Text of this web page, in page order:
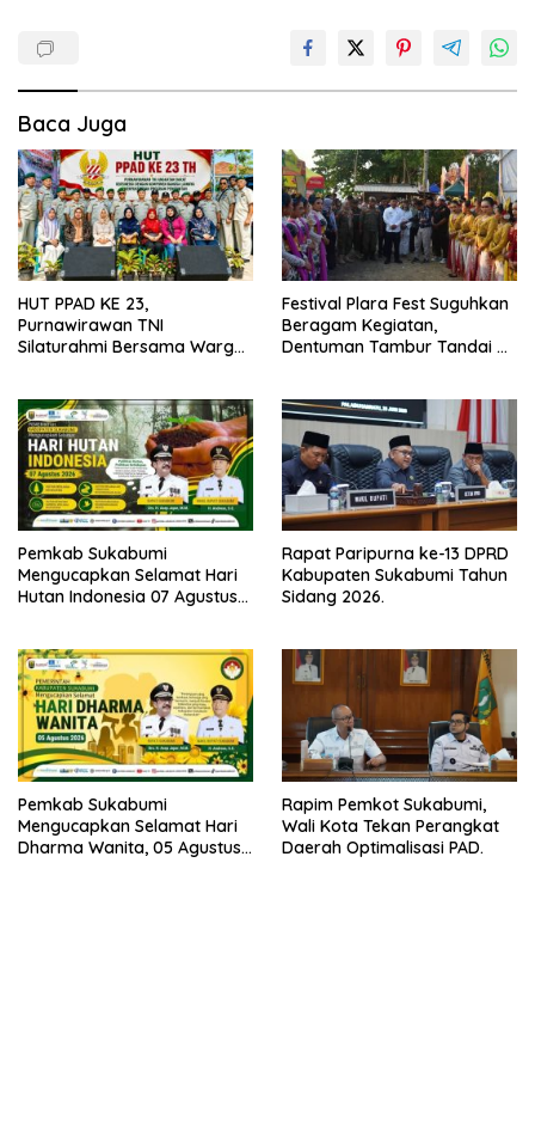
Baca Juga
HUT PPAD KE 23,
Purnawirawan TNI
Silaturahmi Bersama Warga
Festival Plara Fest Suguhkan
Beragam Kegiatan,
Dentuman Tambur Tandai di
Pemkab Sukabumi
Mengucapkan Selamat Hari
Hutan Indonesia 07 Agustus
Rapat Paripurna ke-13 DPRD
Kabupaten Sukabumi Tahun
Sidang 2026.
Pemkab Sukabumi
Mengucapkan Selamat Hari
Dharma Wanita, 05 Agustus
Rapim Pemkot Sukabumi,
Wali Kota Tekan Perangkat
Daerah Optimalisasi PAD.